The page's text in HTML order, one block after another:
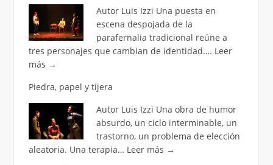
Autor Luis Izzi Una puesta en
escena despojada de la
parafernalia tradicional reúne a
tres personajes que cambian de identidad.… Leer
más →
Piedra, papel y tijera
Autor Luis Izzi Una obra de humor
absurdo, un ciclo interminable, un
trastorno, un problema de elección
aleatoria. Una terapia… Leer más →